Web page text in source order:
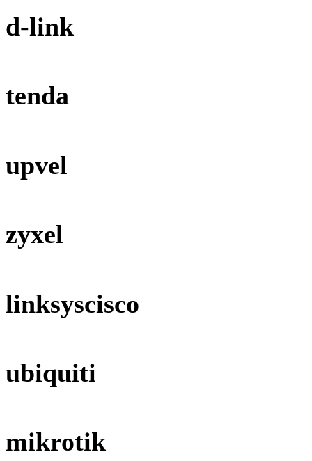
d-link
tenda
upvel
zyxel
linksyscisco
ubiquiti
mikrotik